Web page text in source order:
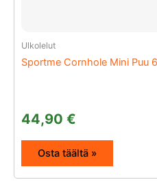
Ulkolelut
Sportme Cornhole Mini Puu
44,90 €
Osta täältä »